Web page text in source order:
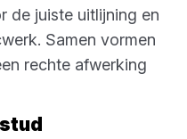
de juiste uitlijning en
Samen vormen
rechte afwerking